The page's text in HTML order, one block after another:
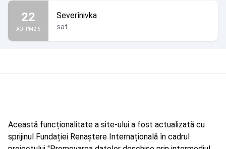
22
AQI PM2.5
Severînivka
sat
Această funcționalitate a site-ului a fost actualizată cu
sprijinul Fundației Renaștere Internațională în cadrul